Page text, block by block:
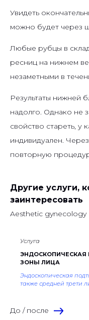
Увидеть
можно будет через
Любые рубцы в
ресниц на нижнем
незаметными в
Результаты нижней
надолго. Однако не
свойство стареть, у
индивидуален.
повторную
Другие услуги,
заинтересовать
Aesthetic gynecology
Услуга
ЭНДОСКОПИЧЕСКАЯ
ЗОНЫ ЛИЦА
Эндоскопическая
также средней трети
До / после